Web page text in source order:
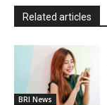
Related articles
BRI News